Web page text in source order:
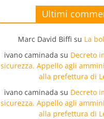
Ultimi
Marc David Biffi su La
ivano caminada su Decreto
sicurezza. Appello agli
alla prefettura di
ivano caminada su Decreto
sicurezza. Appello agli
alla prefettura di